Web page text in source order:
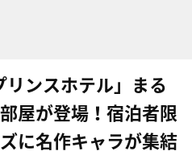
リンスホテル」まる
屋が登場！宿泊者限
に名作キャラが集結